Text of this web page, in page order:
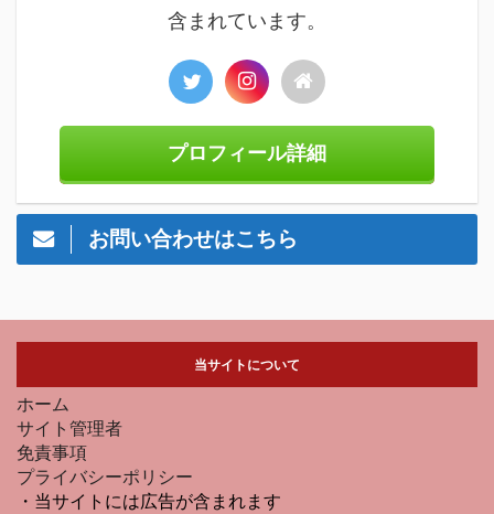
含まれています。
プロフィール詳細
お問い合わせはこちら
当サイトについて
ホーム
サイト管理者
免責事項
プライバシーポリシー
・当サイトには広告が含まれます